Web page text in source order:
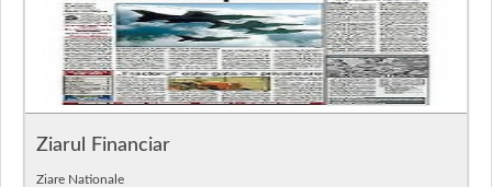
Ziarul Financiar
Ziare Nationale